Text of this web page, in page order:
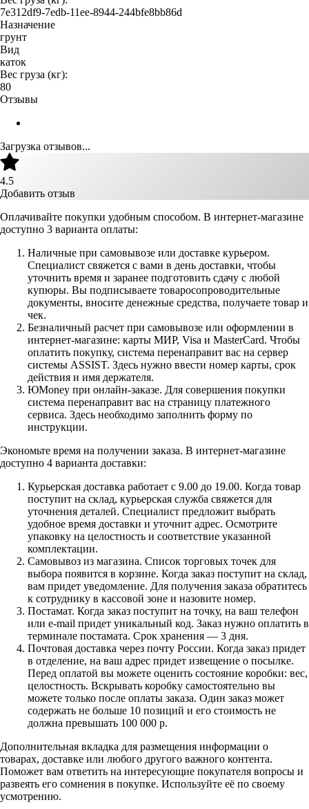
7e312df9-7edb-11ee-8944-244bfe8bb86d
Назначение
грунт
Вид
каток
Вес груза (кг):
80
Отзывы
Загрузка отзывов...
4.5
Добавить отзыв
Оплачивайте покупки удобным способом. В интернет-магазине
доступно 3 варианта оплаты:
Наличные при самовывозе или доставке курьером.
Специалист свяжется с вами в день доставки, чтобы
уточнить время и заранее подготовить сдачу с любой
купюры. Вы подписываете товаросопроводительные
документы, вносите денежные средства, получаете товар и
чек.
Безналичный расчет при самовывозе или оформлении в
интернет-магазине: карты МИР, Visa и MasterCard. Чтобы
оплатить покупку, система перенаправит вас на сервер
системы ASSIST. Здесь нужно ввести номер карты, срок
действия и имя держателя.
ЮMoney при онлайн-заказе. Для совершения покупки
система перенаправит вас на страницу платежного
сервиса. Здесь необходимо заполнить форму по
инструкции.
Экономьте время на получении заказа. В интернет-магазине
доступно 4 варианта доставки:
Курьерская доставка работает с 9.00 до 19.00. Когда товар
поступит на склад, курьерская служба свяжется для
уточнения деталей. Специалист предложит выбрать
удобное время доставки и уточнит адрес. Осмотрите
упаковку на целостность и соответствие указанной
комплектации.
Самовывоз из магазина. Список торговых точек для
выбора появится в корзине. Когда заказ поступит на склад,
вам придет уведомление. Для получения заказа обратитесь
к сотруднику в кассовой зоне и назовите номер.
Постамат. Когда заказ поступит на точку, на ваш телефон
или e-mail придет уникальный код. Заказ нужно оплатить в
терминале постамата. Срок хранения — 3 дня.
Почтовая доставка через почту России. Когда заказ придет
в отделение, на ваш адрес придет извещение о посылке.
Перед оплатой вы можете оценить состояние коробки: вес,
целостность. Вскрывать коробку самостоятельно вы
можете только после оплаты заказа. Один заказ может
содержать не больше 10 позиций и его стоимость не
должна превышать 100 000 р.
Дополнительная вкладка для размещения информации о
товарах, доставке или любого другого важного контента.
Поможет вам ответить на интересующие покупателя вопросы и
развеять его сомнения в покупке. Используйте её по своему
усмотрению.